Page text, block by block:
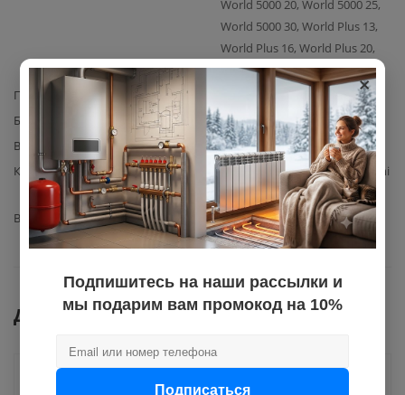
World 5000 20, World 5000 25,
World 5000 30, World Plus 13,
World Plus 16, World Plus 20,
World Plus 25, World Plus 30
Производитель
Kiturami
Базовая единица
шт
Вес с упаковкой
0,1
Комплектация
клапан безопасности Kiturami
(артикул S323100014) – 1 шт.
Вид запчасти
клапан безопасности
Документы
×
Подпишитесь на наши рассылки и
мы подарим вам промокод на 10%
Подписаться